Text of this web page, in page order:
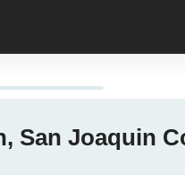
San Joaquin